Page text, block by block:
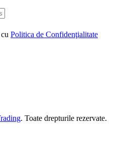
Politica de Confidenţialitate
. Toate drepturile rezervate.